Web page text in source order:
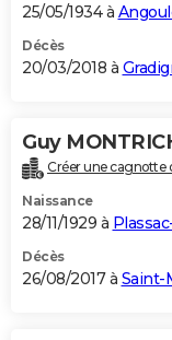
25/05/1934 à
Décès
20/03/2018 à
Guy
Créer une cagnotte
Naissance
28/11/1929 à
Décès
26/08/2017 à Saint-